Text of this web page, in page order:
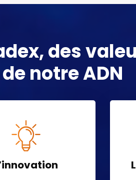
des
notre ADN